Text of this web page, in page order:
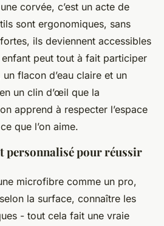
corvée, c’est un acte de
sont ergonomiques, sans
ils deviennent accessibles
peut tout à fait participer
flacon d’eau claire et un
un clin d’œil que la
apprend à respecter l’espace
que l’on aime.
personnalisé pour réussir
microfibre comme un pro,
la surface, connaître les
- tout cela fait une vraie